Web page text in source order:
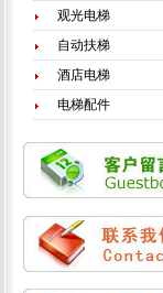
观光电梯
自动扶梯
酒店电梯
电梯配件